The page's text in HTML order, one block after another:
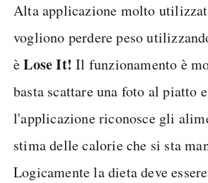
Alta applicazione molto
vogliono perdere peso
èLose It! Il funzionamento è
basta scattare una foto al piatto
l'applicazione riconosce gli
stima delle calorie che si sta
Logicamente la dieta deve